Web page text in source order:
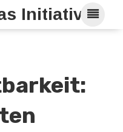
Initiative